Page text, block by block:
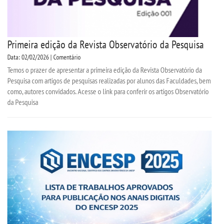
Primeira edição da Revista Observatório da Pesquisa
Data: 02/02/2026 | Comentário
Temos o prazer de apresentar a primeira edição da Revista Observatório da
Pesquisa com artigos de pesquisas realizadas por alunos das Faculdades, bem
como, autores convidados. Acesse o link para conferir os artigos Observatório
da Pesquisa